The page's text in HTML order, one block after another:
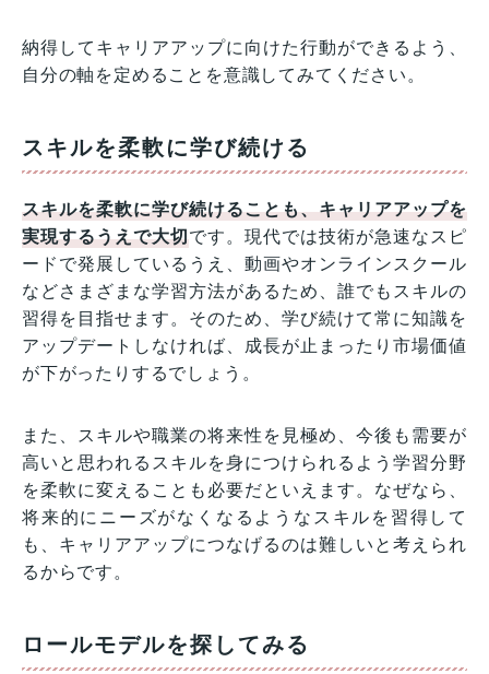
納得してキャリアアップに向けた行動ができるよう、
自分の軸を定めることを意識してみてください。
スキルを柔軟に学び続ける
スキルを柔軟に学び続けることも、キャリアアップを
実現するうえで大切です。現代では技術が急速なスピ
ードで発展しているうえ、動画やオンラインスクール
などさまざまな学習方法があるため、誰でもスキルの
習得を目指せます。そのため、学び続けて常に知識を
アップデートしなければ、成長が止まったり市場価値
が下がったりするでしょう。
また、スキルや職業の将来性を見極め、今後も需要が
高いと思われるスキルを身につけられるよう学習分野
を柔軟に変えることも必要だといえます。なぜなら、
将来的にニーズがなくなるようなスキルを習得して
も、キャリアアップにつなげるのは難しいと考えられ
るからです。
ロールモデルを探してみる